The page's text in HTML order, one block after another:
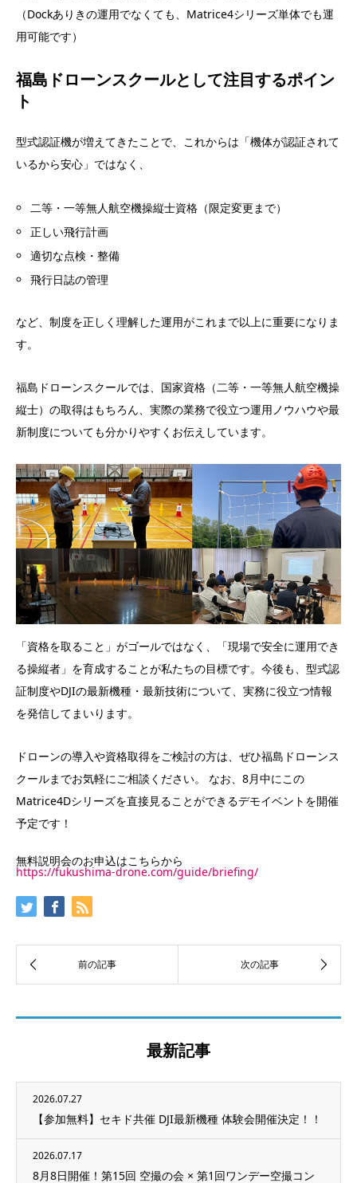
（Dockありきの運用でなくても、Matrice4シリーズ単体でも運
用可能です）
福島ドローンスクールとして注目するポイン
ト
型式認証機が増えてきたことで、これからは「機体が認証されて
いるから安心」ではなく、
二等・一等無人航空機操縦士資格（限定変更まで）
正しい飛行計画
適切な点検・整備
飛行日誌の管理
など、制度を正しく理解した運用がこれまで以上に重要になりま
す。
福島ドローンスクールでは、国家資格（二等・一等無人航空機操
縦士）の取得はもちろん、実際の業務で役立つ運用ノウハウや最
新制度についても分かりやすくお伝えしています。
「資格を取ること」がゴールではなく、「現場で安全に運用でき
る操縦者」を育成することが私たちの目標です。今後も、型式認
証制度やDJIの最新機種・最新技術について、実務に役立つ情報
を発信してまいります。
ドローンの導入や資格取得をご検討の方は、ぜひ福島ドローンス
クールまでお気軽にご相談ください。 なお、8月中にこの
Matrice4Dシリーズを直接見ることができるデモイベントを開催
予定です！
無料説明会のお申込はこちらから
https://fukushima-drone.com/guide/briefing/
最新記事
2026.07.27
【参加無料】セキド共催 DJI最新機種 体験会開催決定！！
2026.07.17
8月8日開催！第15回 空撮の会 × 第1回ワンデー空撮コン